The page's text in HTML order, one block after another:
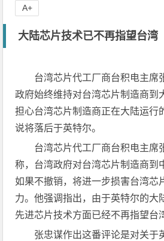
大陆芯片技术已不再指望台湾
台湾芯片代工厂商台积电主席
政府始终维持对台湾芯片制造商到
担心台湾芯片制造商正在大陆运行
说将落后于英特尔。
台湾芯片代工厂商台积电主席
称，台湾政府对台湾芯片制造商到
如果不撤销，将进一步损害台湾芯
力。他强调指出，由于英特尔的大
先进芯片技术方面已经不再指望台
张忠谋作出这番评论是对关于
A+